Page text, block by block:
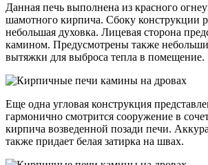
Данная печь выполнена из красного
шамотного кирпича. Сбоку конструкции
небольшая духовка. Лицевая сторона
камином. Предусмотрены также
вытяжки для выброса тепла в помещение.
Еще одна угловая конструкция
гармонично смотрится сооружение в
кирпича возведенной позади печи.
также придает белая затирка на швах.